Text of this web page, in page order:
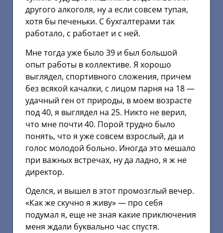
другого алкоголя, ну а если совсем тупая,
хотя бы печеньки. С бухгалтерами так
работало, с работает и с ней.
Мне тогда уже было 39 и был большой
опыт работы в коллективе. Я хорошо
выглядел, спортивного сложения, причем
без всякой качалки, с лицом парня на 18 —
удачный ген от природы, в моем возрасте
под 40, я выглядел на 25. Никто не верил,
что мне почти 40. Порой трудно было
понять, что я уже совсем взрослый, да и
голос молодой больно. Иногда это мешало
при важных встречах, ну да ладно, я ж не
директор.
Оделся, и вышел в этот промозглый вечер.
«Как же скучно я живу» — про себя
подумал я, еще не зная какие приключения
меня ждали буквально час спустя.